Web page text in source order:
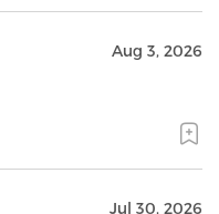
Aug 3, 2026
Jul 30, 2026